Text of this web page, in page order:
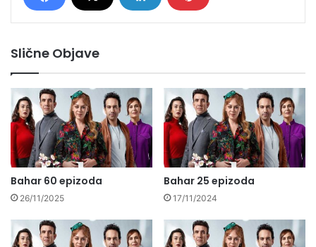
Slične Objave
Bahar 60 epizoda
26/11/2025
Bahar 25 epizoda
17/11/2024